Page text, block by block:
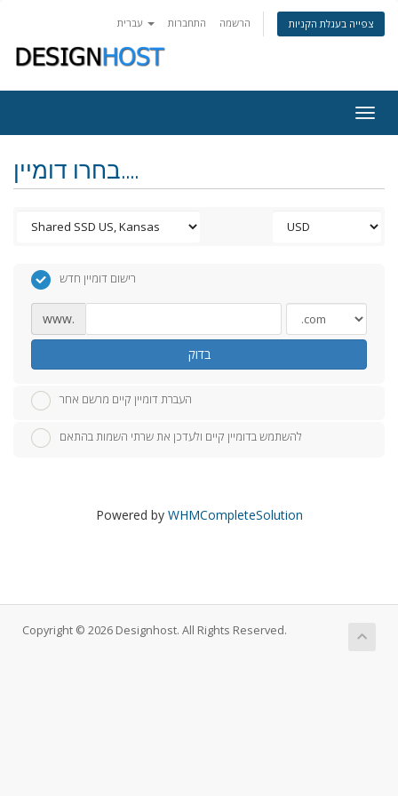
התחברות הרשמה צפייה בעגלת הקניות
בחרו דומיין....
רישום דומיין חדש
www.
בדוק
העברת דומיין קיים מרשם אחר
להשתמש בדומיין קיים ולעדכן את שרתי השמות בהתאם
Powered by WHMCompleteSolution
Copyright © 2026 Designhost. All Rights Reserved.